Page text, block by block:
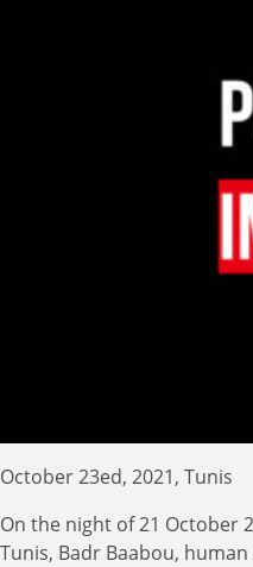
October 23ed, 2021, Tunis
On the night of 21 October
Tunis, Badr Baabou,